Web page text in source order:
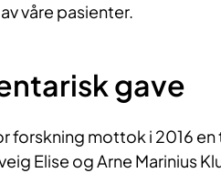
våre pasienter.
gave
forskning mottok i 2016
Elise og Arne Marinius